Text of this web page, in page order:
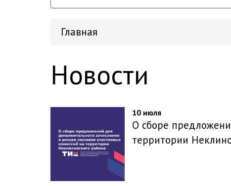
Главная
Новости
10 июля
О сборе
территории